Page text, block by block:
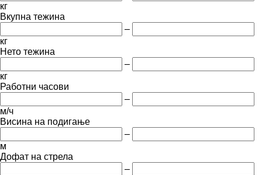
кг
Вкупна тежина
–
кг
Нето тежина
–
кг
Работни часови
–
м/ч
Висина на подигање
–
м
Дофат на стрела
–